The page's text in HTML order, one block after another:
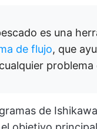
es una
de flujo, que
problema
de